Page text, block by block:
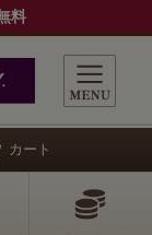
料
カート